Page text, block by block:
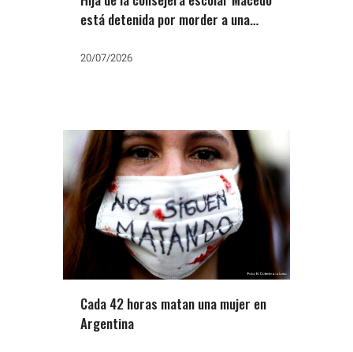
está detenida por morder a una
dedo
20/07/2026
Cada 42 horas matan una mujer en
Argentina